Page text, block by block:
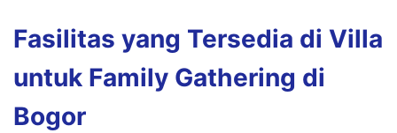
Fasilitas yang Tersedia di Villa
untuk Family Gathering di
Bogor